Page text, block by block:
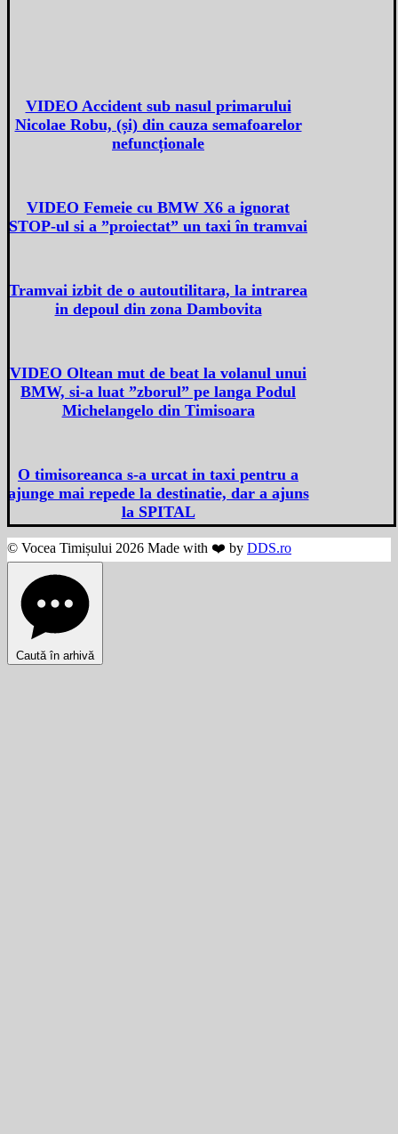
VIDEO Accident sub nasul primarului
Nicolae Robu, (și) din cauza semafoarelor
nefuncționale
VIDEO Femeie cu BMW X6 a ignorat
STOP-ul si a ”proiectat” un taxi în tramvai
Tramvai izbit de o autoutilitara, la intrarea
in depoul din zona Dambovita
VIDEO Oltean mut de beat la volanul unui
BMW, si-a luat ”zborul” pe langa Podul
Michelangelo din Timisoara
O timisoreanca s-a urcat in taxi pentru a
ajunge mai repede la destinatie, dar a ajuns
la SPITAL
© Vocea Timișului 2026 Made with ❤️ by DDS.ro
Caută în arhivă